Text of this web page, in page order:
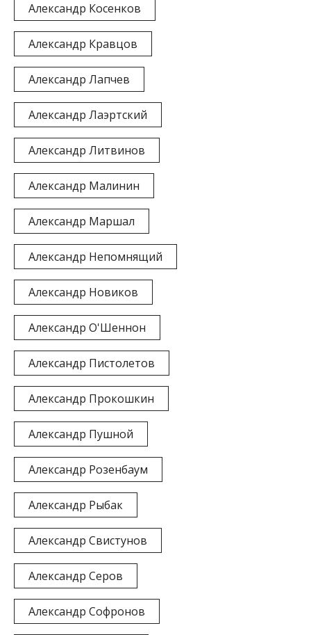
Александр Косенков
Александр Кравцов
Александр Лапчев
Александр Лаэртский
Александр Литвинов
Александр Малинин
Александр Маршал
Александр Непомнящий
Александр Новиков
Александр О'Шеннон
Александр Пистолетов
Александр Прокошкин
Александр Пушной
Александр Розенбаум
Александр Рыбак
Александр Свистунов
Александр Серов
Александр Софронов